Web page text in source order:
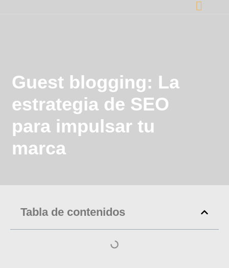
Guest blogging: La
estrategia de SEO
para impulsar tu
marca
Tabla de contenidos